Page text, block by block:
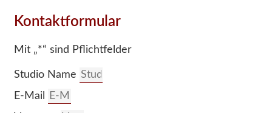
Kontaktformular
Mit „*“ sind Pflichtfelder
Studio Name
E-Mail